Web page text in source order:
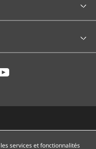
services et fonctionnalités